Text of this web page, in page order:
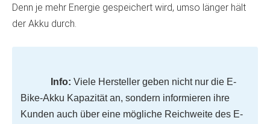
Denn je mehr Energie gespeichert wird, umso länger hält
der Akku durch.
Info: Viele Hersteller geben nicht nur die E-
Bike-Akku Kapazität an, sondern informieren ihre
Kunden auch über eine mögliche Reichweite des E-